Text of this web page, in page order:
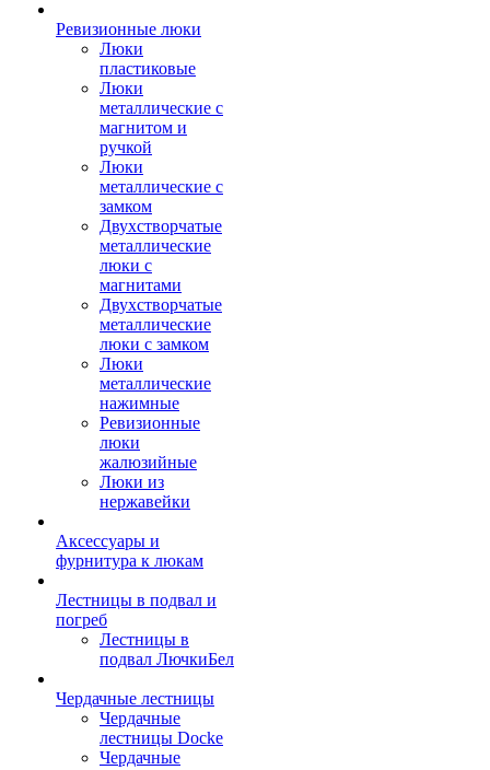
Ревизионные люки
Люки
пластиковые
Люки
металлические с
магнитом и
ручкой
Люки
металлические с
замком
Двухстворчатые
металлические
люки с
магнитами
Двухстворчатые
металлические
люки с замком
Люки
металлические
нажимные
Ревизионные
люки
жалюзийные
Люки из
нержавейки
Аксессуары и
фурнитура к люкам
Лестницы в подвал и
погреб
Лестницы в
подвал ЛючкиБел
Чердачные лестницы
Чердачные
лестницы Docke
Чердачные